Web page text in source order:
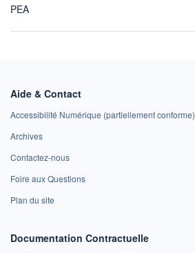
PEA
Aide & Contact
Accessibilité Numérique (partiellement conforme)
Archives
Contactez-nous
Foire aux Questions
Plan du site
Documentation Contractuelle